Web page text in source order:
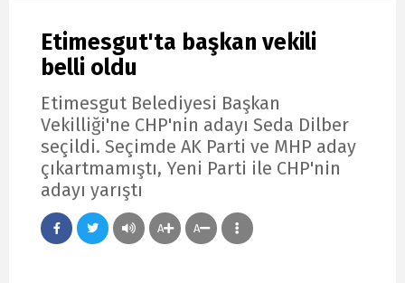
Etimesgut'ta başkan vekili
belli oldu
Etimesgut Belediyesi Başkan
Vekilliği'ne CHP'nin adayı Seda Dilber
seçildi. Seçimde AK Parti ve MHP aday
çıkartmamıştı, Yeni Parti ile CHP'nin
adayı yarıştı
A A